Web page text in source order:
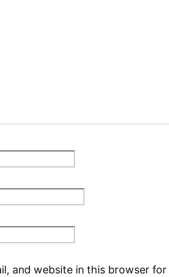
and website in this browser